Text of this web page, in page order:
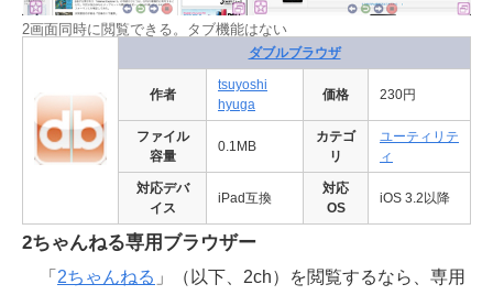
2画面同時に閲覧できる。タブ機能はない
ダブルブラウザ
作者
tsuyoshi
hyuga
価格 230円
ファイル
容量
0.1MB
カテゴ
リ
ユーティリテ
ィ
対応デバ
イス
iPad互換
対応
OS
iOS 3.2以降
2ちゃんねる専用ブラウザー
「 2ちゃんねる 」（以下、2ch）を閲覧するなら、専用